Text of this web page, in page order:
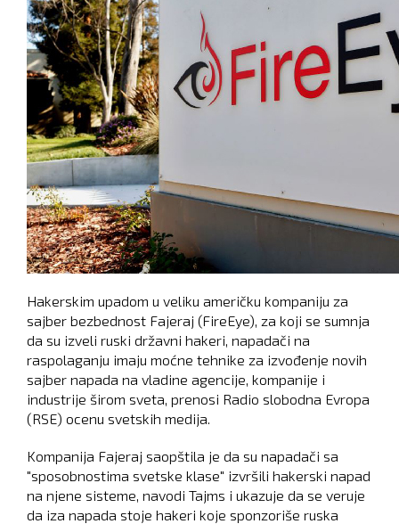
Hakerskim upadom u veliku američku kompaniju za
sajber bezbednost Fajeraj (FireEye), za koji se sumnja
da su izveli ruski državni hakeri, napadači na
raspolaganju imaju moćne tehnike za izvođenje novih
sajber napada na vladine agencije, kompanije i
industrije širom sveta, prenosi Radio slobodna Evropa
(RSE) ocenu svetskih medija.
Kompanija Fajeraj saopštila je da su napadači sa
"sposobnostima svetske klase" izvršili hakerski napad
na njene sisteme, navodi Tajms i ukazuje da se veruje
da iza napada stoje hakeri koje sponzoriše ruska